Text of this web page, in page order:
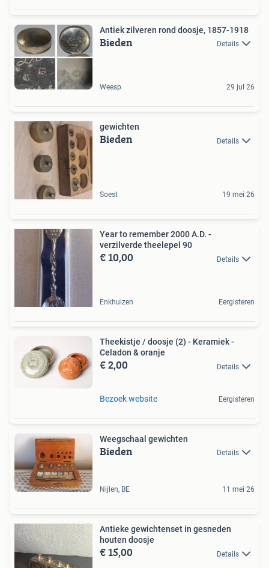
Antiek zilveren rond doosje, 1857-1918
Bieden Details
Weesp 29 jul 26
gewichten
Bieden Details
Soest 19 mei 26
Year to remember 2000 A.D. -
verzilverde theelepel 90
€ 10,00 Details
Enkhuizen Eergisteren
Theekistje / doosje (2) - Keramiek -
Celadon & oranje
€ 2,00 Details
Bezoek website Eergisteren
Weegschaal gewichten
Bieden Details
Nijlen, BE 11 mei 26
Antieke gewichtenset in gesneden
houten doosje
€ 15,00 Details